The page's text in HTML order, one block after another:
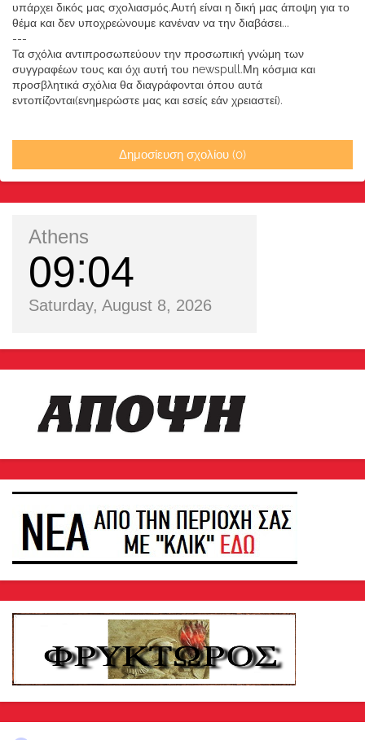
υπάρχει δικός μας σχολιασμός.Αυτή είναι η δική μας άποψη για το
θέμα και δεν υποχρεώνουμε κανέναν να την διαβάσει...
---
Τα σχόλια αντιπροσωπεύουν την προσωπική γνώμη των
συγγραφέων τους και όχι αυτή του newspull.Μη κόσμια και
προσβλητικά σχόλια θα διαγράφονται όπου αυτά
εντοπίζονται(ενημερώστε μας και εσείς εάν χρειαστεί).
Δημοσίευση σχολίου (0)
Athens
09 04
Saturday, August 8, 2026